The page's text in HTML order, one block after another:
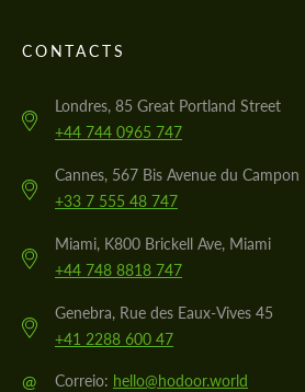
CONTACTS
Londres, 85 Great Portland Street
+44 744 0965 747
Cannes, 567 Bis Avenue du Campon
+33 7 555 48 747
Miami, K800 Brickell Ave, Miami
+44 748 8818 747
Genebra, Rue des Eaux-Vives 45
+41 2288 600 47
@ Correio: hello@hodoor.world